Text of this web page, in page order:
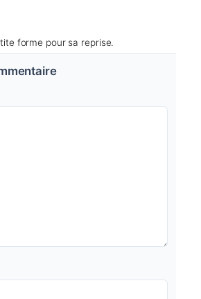
forme pour sa reprise.